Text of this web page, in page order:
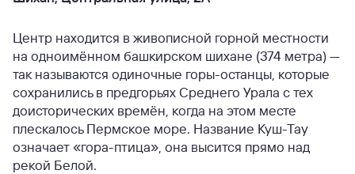
Центр находится в живописной горной местности
на одноимённом башкирском шихане (374 метра) —
так называются одиночные горы-останцы, которые
сохранились в предгорьях Среднего Урала с тех
доисторических времён, когда на этом месте
плескалось Пермское море. Название Куш-Тау
означает «гора-птица», она высится прямо над
рекой Белой.